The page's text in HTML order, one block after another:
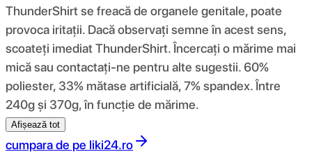
ThunderShirt se freacă de organele genitale, poate
provoca iritații. Dacă observați semne în acest sens,
scoateți imediat ThunderShirt. Încercați o mărime mai
mică sau contactați-ne pentru alte sugestii. 60%
poliester, 33% mătase artificială, 7% spandex. Între
240g și 370g, în funcție de mărime.
Afișează tot
cumpara de pe liki24.ro